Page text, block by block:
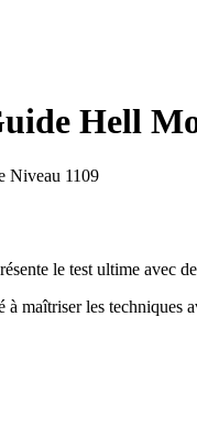
Hell
Niveau 1109
le test ultime avec
à maîtriser les techniques